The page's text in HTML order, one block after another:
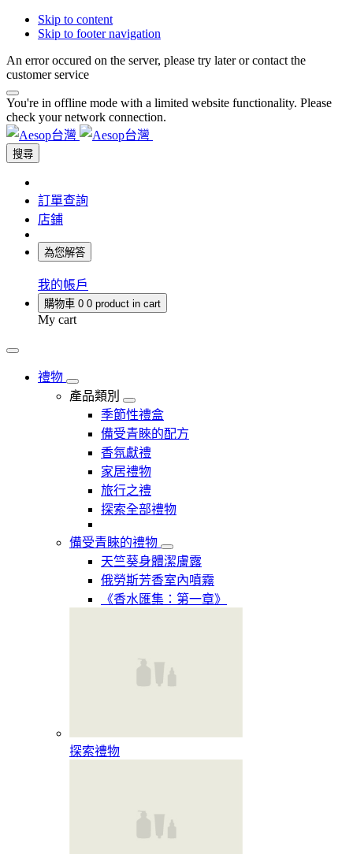
Skip to content
Skip to footer navigation
An error occured on the server, please try later or contact the
customer service
You're in offline mode with a limited website functionality. Please
check your network connection.
搜尋
訂單查詢
店鋪
為您解答
我的帳戶
購物車 0 0 product in cart
My cart
禮物
產品類別
季節性禮盒
備受青睞的配方
香氛獻禮
家居禮物
旅行之禮
探索全部禮物
備受青睞的禮物
天竺葵身體潔膚露
俄勞斯芳香室內噴霧
《香水匯集：第一章》​
探索禮物